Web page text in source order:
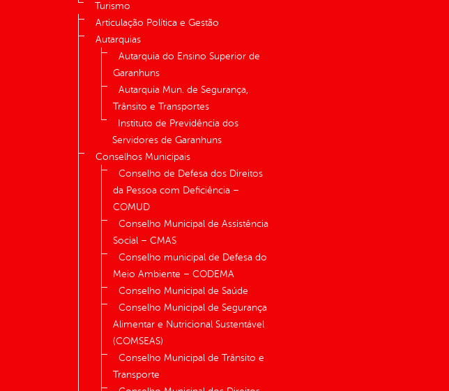
Turismo
Articulação Política e Gestão
Autarquias
Autarquia do Ensino Superior de
Garanhuns
Autarquia Mun. de Segurança,
Trânsito e Transportes
Instituto de Previdência dos
Servidores de Garanhuns
Conselhos Municipais
Conselho de Defesa dos Direitos
da Pessoa com Deficiência –
COMUD
Conselho Municipal de Assistência
Social – CMAS
Conselho municipal de Defesa do
Meio Ambiente – CODEMA
Conselho Municipal de Saúde
Conselho Municipal de Segurança
Alimentar e Nutricional Sustentável
(COMSEAS)
Conselho Municipal de Trânsito e
Transporte